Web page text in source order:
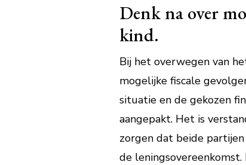
Denk na over
kind.
Bij het overwegen van
mogelijke fiscale
situatie en de gekozen
aangepakt. Het is
zorgen dat beide
de